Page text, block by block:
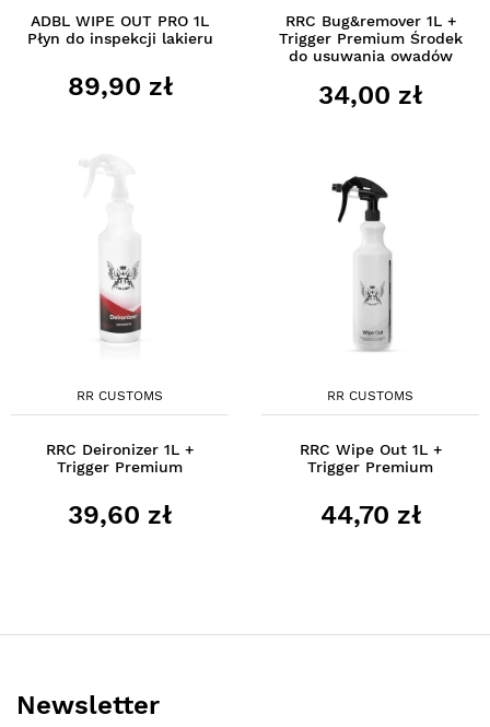
ADBL WIPE OUT PRO 1L
Płyn do inspekcji lakieru
89,90 zł
RRC Bug&remover 1L +
Trigger Premium Środek
do usuwania owadów
34,00 zł
RR CUSTOMS
RRC Deironizer 1L +
Trigger Premium
39,60 zł
RR CUSTOMS
RRC Wipe Out 1L +
Trigger Premium
44,70 zł
Newsletter